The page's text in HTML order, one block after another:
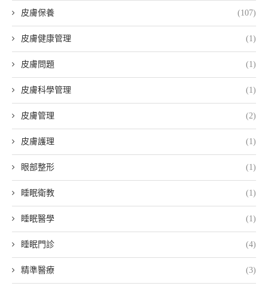
皮膚保養 (107)
皮膚健康管理 (1)
皮膚問題 (1)
皮膚科學管理 (1)
皮膚管理 (2)
皮膚護理 (1)
眼部整形 (1)
睡眠衛教 (1)
睡眠醫學 (1)
睡眠門診 (4)
精準醫療 (3)